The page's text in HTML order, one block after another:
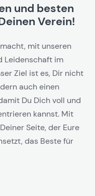
und besten
Verein!
mit unseren
Leidenschaft im
Ziel ist es, Dir nicht
auch einen
Du Dich voll und
kannst. Mit
Seite, der Eure
das Beste für